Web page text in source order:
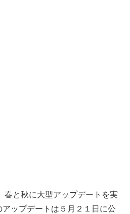
春と秋に大型アップデートを実
ップデートは５月２１日に公